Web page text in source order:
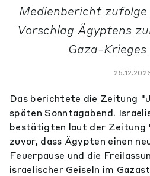
Medienbericht
Vorschlag Ägyptens
Gaza-
Das berichtete die Zeitung
späten Sonntagabend.
bestätigten laut der Zeitung
zuvor, dass Ägypten einen
Feuerpause und die
israelischer Geiseln im